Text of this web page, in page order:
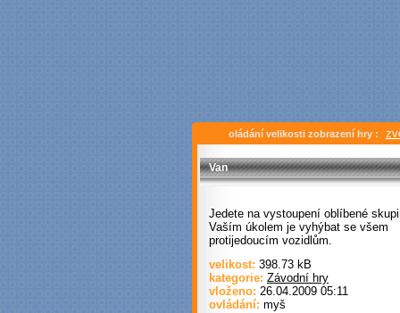
oládání velikosti zobrazení hry :
Van
Jedete na vystoupení oblíbené
Vaším úkolem je vyhýbat se všem
protijedoucím vozidlům.
velikost: 398.73 kB
kategorie: Závodní hry
vloženo: 26.04.2009 05:11
ovládání: myš